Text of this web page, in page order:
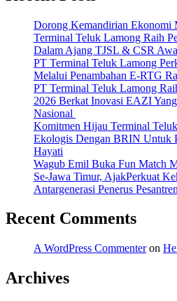
Dorong Kemandirian Ekonomi
Terminal Teluk Lamong Raih
Dalam Ajang TJSL & CSR
PT Terminal Teluk Lamong
Melalui Penambahan E-RTG
PT Terminal Teluk Lamong
2026 Berkat Inovasi EAZI
Nasional
Komitmen Hijau Terminal
Ekologis Dengan BRIN Untuk
Hayati
Wagub Emil Buka Fun Match
Se-Jawa Timur, AjakPerkuat
Antargenerasi Penerus Pesantren
Recent Comments
A WordPress Commenteron
Archives